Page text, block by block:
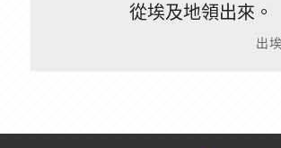
從埃及地領出來。
出